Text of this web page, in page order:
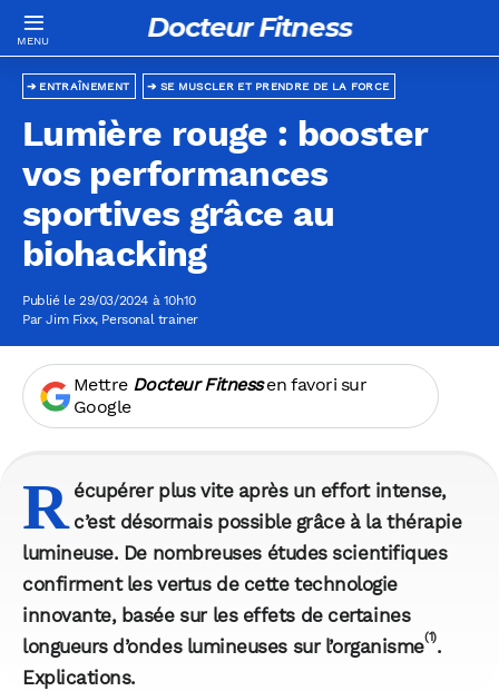
Docteur Fitness
SE MUSCLER ET PRENDRE DE LA FORCE
ENTRAÎNEMENT
Lumière rouge : booster
vos performances
sportives grâce au
biohacking
Publié le 29/03/2024 à 10h10
ParJim Fixx, Personal trainer
Mettre Docteur Fitnessen favori sur
Google
R écupérer plus vite après un effort intense,
c’est désormais possible grâce à la thérapie
lumineuse. De nombreuses études scientifiques
confirment les vertus de cette technologie
innovante, basée sur les effets de certaines
longueurs d’ondes lumineuses sur l’organisme(1).
Explications.